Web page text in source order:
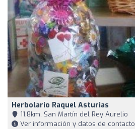
Herbolario Raquel Asturias
11,8km, San Martín del Rey Aurelio
Ver información y datos de contacto